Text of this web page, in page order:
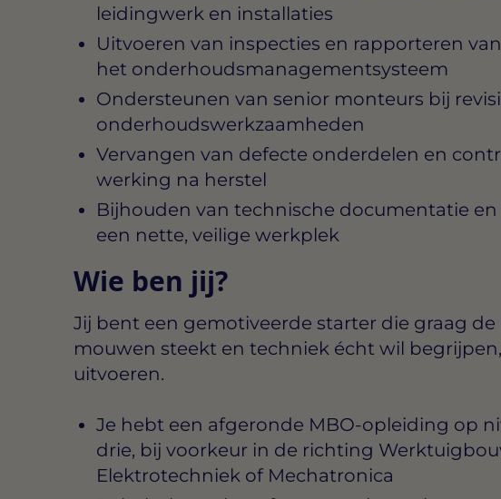
leidingwerk en installaties
Uitvoeren van inspecties en rapporteren
het onderhoudsmanagementsysteem
Ondersteunen van senior monteurs bij
onderhoudswerkzaamheden
Vervangen van defecte onderdelen en
werking na herstel
Bijhouden van technische documentatie
een nette, veilige werkplek
Wie ben jij?
Jij bent een gemotiveerde starter die graag
mouwen steekt en techniek écht wil
uitvoeren.
Je hebt een afgeronde MBO-opleiding op
drie, bij voorkeur in de richting
Elektrotechniek of Mechatronica